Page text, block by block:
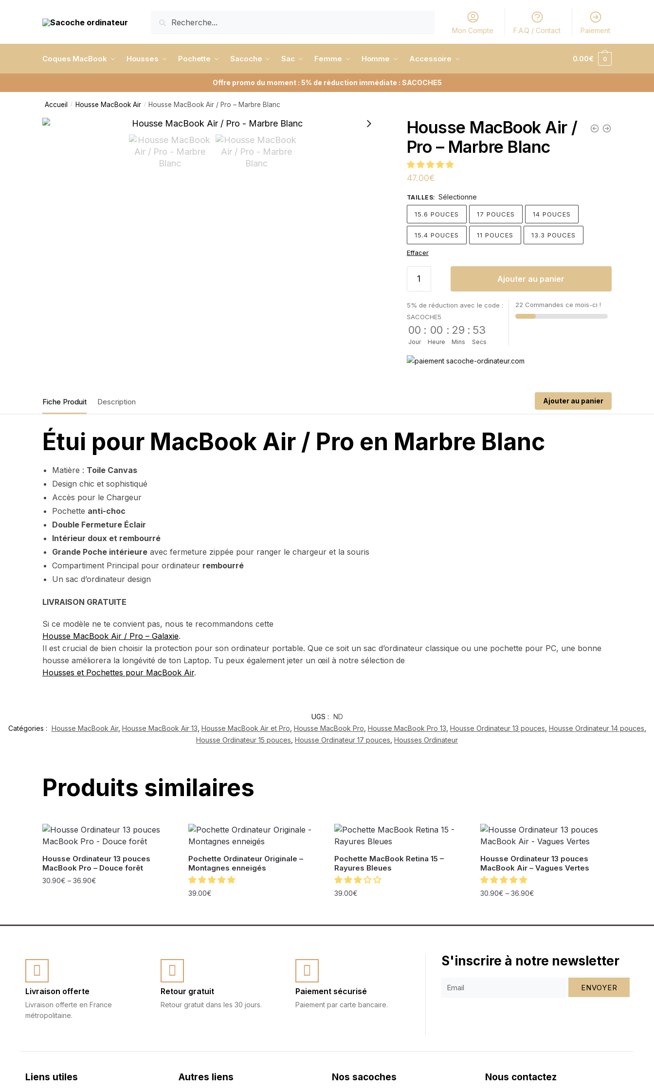
Mon Compte F.A.Q / Contact Paiement
Coques MacBook Housses Pochette Sacoche Sac Femme Homme Accessoire 0.00€ 0
Offre promo du moment : 5% de réduction immédiate : SACOCHE5
Accueil / Housse MacBook Air / Housse MacBook Air / Pro – Marbre Blanc
Housse MacBook Air /
Pro – Marbre Blanc
47.00€
TAILLES: Sélectionne
15.6 POUCES 17 POUCES 14 POUCES
15.4 POUCES 11 POUCES 13.3 POUCES
Effacer
Ajouter au panier
5% de réduction avec le code :
SACOCHE5
00
Jour
: 00
Heure
: 29
Mins
: 52
Secs
22 Commandes ce mois-ci !
Fiche Produit Description Ajouter au panier
Étui pour MacBook Air / Pro en Marbre Blanc
Matière : Toile Canvas
Design chic et sophistiqué
Accès pour le Chargeur
Pochette anti-choc
Double Fermeture Éclair
Intérieur doux et rembourré
Grande Poche intérieure avec fermeture zippée pour ranger le chargeur et la souris
Compartiment Principal pour ordinateur rembourré
Un sac d’ordinateur design
LIVRAISON GRATUITE
Si ce modèle ne te convient pas, nous te recommandons cette
Housse MacBook Air / Pro – Galaxie.
Il est crucial de bien choisir la protection pour son ordinateur portable. Que ce soit un sac d’ordinateur classique ou une pochette pour PC, une bonne
housse améliorera la longévité de ton Laptop. Tu peux également jeter un œil à notre sélection de
Housses et Pochettes pour MacBook Air.
UGS : ND
Catégories : Housse MacBook Air, Housse MacBook Air 13 Housse MacBook Air et Pro Housse MacBook Pro Housse MacBook Pro 13 Housse Ordinateur 13 pouces Housse Ordinateur 14 pouces
Housse Ordinateur 15 pouces Housse Ordinateur 17 pouces Housses Ordinateur
Produits similaires
Housse Ordinateur 13 pouces
MacBook Pro – Douce forêt
30.90€ –36.90€
Pochette Ordinateur Originale –
Montagnes enneigés
39.00€
Pochette MacBook Retina 15 –
Rayures Bleues
39.00€
Housse Ordinateur 13 pouces
MacBook Air – Vagues Vertes
30.90€ – 36.90€
Livraison offerte
Livraison offerte en France
métropolitaine.
Retour gratuit
Retour gratuit dans les 30 jours.
Paiement sécurisé
Paiement par carte bancaire.
S'inscrire à notre newsletter
ENVOYER
Liens utiles Autres liens Nos sacoches Nous contactez